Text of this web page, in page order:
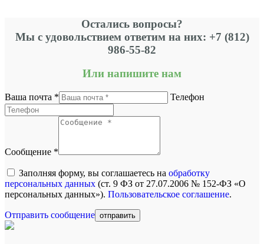
Остались вопросы?
Мы с удовольствием ответим на них: +7 (812)
986-55-82
Или напишите нам
Ваша почта * Телефон
Сообщение *
Заполняя форму, вы соглашаетесь на обработку
персональных данных (ст. 9 ФЗ от 27.07.2006 № 152-ФЗ «О
персональных данных»). Пользовательское соглашение.
Отправить сообщение